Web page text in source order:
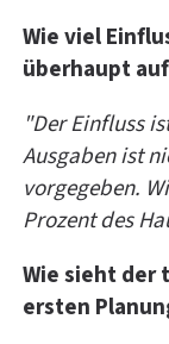
Wie viel
überhaupt
"Der Einfluss
Ausgaben ist
vorgegeben.
Prozent des
Wie sieht der
ersten